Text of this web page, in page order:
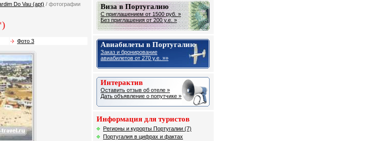
Do Vau (apt) / фотографии
Фото 3
Виза в Португалию
С приглашением от 1500 руб. »
Без приглашения от 200 у.е. »
Авиабилеты в Португалию
Заказ и бронирование
авиабилетов от 270 у.е. »»
Интерактив
Оставить отзыв об отеле »
Дать объявление о попутчике »
Информация для туристов
Регионы и курорты Португалии (7)
Португалия в цифрах и фактах